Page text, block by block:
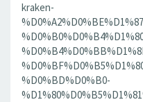
kraken-
%D0%BD%D0%B0-